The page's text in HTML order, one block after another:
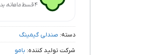
۴ قسط ماهانه. بدون سود، چک و ضامن.
دسته: صندلی گیمینگ
شرکت تولید کننده: بامو